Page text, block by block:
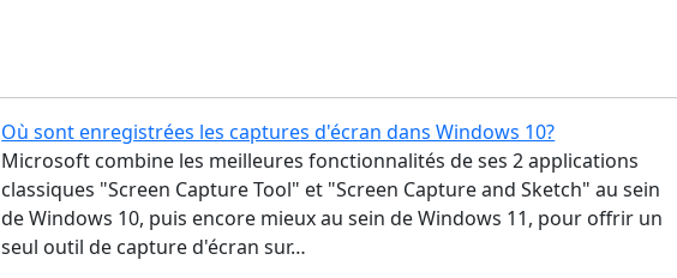
Où sont enregistrées les captures d'écran dans Windows 10?
Microsoft combine les meilleures fonctionnalités de ses 2 applications
classiques "Screen Capture Tool" et "Screen Capture and Sketch" au sein
de Windows 10, puis encore mieux au sein de Windows 11, pour offrir un
seul outil de capture d'écran sur…